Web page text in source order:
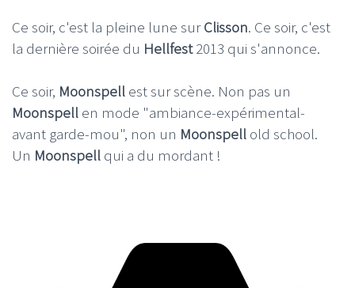
Ce soir, c'est la pleine lune surClisson. Ce soir, c'est
la dernière soirée du Hellfest2013 qui s'annonce.
Ce soir, Moonspell est sur scène. Non pas un
Moonspell en mode "ambiance-expérimental-
avant garde-mou", non un Moonspell old school.
Un Moonspell qui a du mordant !